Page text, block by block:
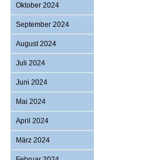
Oktober 2024
September 2024
August 2024
Juli 2024
Juni 2024
Mai 2024
April 2024
März 2024